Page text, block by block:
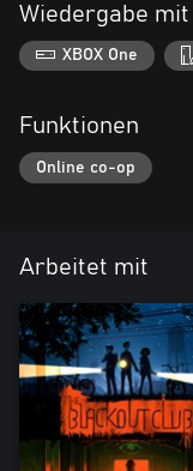
Wiedergabe mit
XBOX One
Funktionen
Online co-op
Arbeitet mit